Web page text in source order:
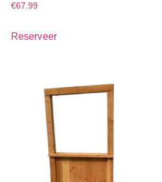
€67.99
Reserveer